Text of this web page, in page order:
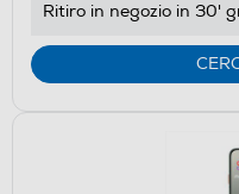
Ritiro in negozio in 30'